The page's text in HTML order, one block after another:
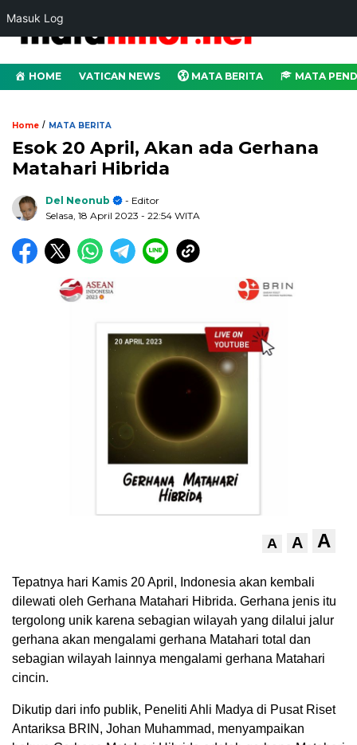
Masuk Log
HOME VATICAN NEWS MATA BERITA MATA
Home / MATA BERITA
Esok 20 April, Akan ada Gerhana
Matahari Hibrida
Del Neonub
- Editor
Selasa, 18 April 2023 - 22:54 WITA
A A A
Tepatnya hari Kamis 20 April, Indonesia akan kembali
dilewati oleh Gerhana Matahari Hibrida. Gerhana jenis itu
tergolong unik karena sebagian wilayah yang dilalui jalur
gerhana akan mengalami gerhana Matahari total dan
sebagian wilayah lainnya mengalami gerhana Matahari
cincin.
Dikutip dari info publik, Peneliti Ahli Madya di Pusat Riset
Antariksa BRIN, Johan Muhammad, menyampaikan